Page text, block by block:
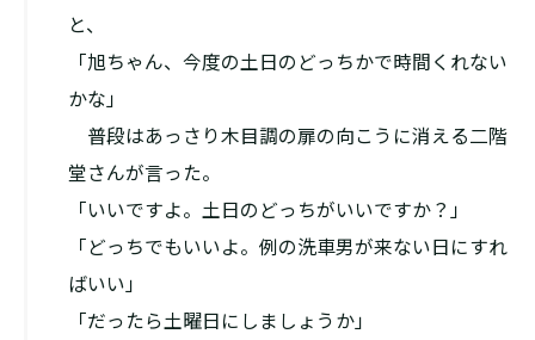
と、
「旭ちゃん、今度の土日のどっちかで時間くれない
かな」
普段はあっさり木目調の扉の向こうに消える二階
堂さんが言った。
「いいですよ。土日のどっちがいいですか？」
「どっちでもいいよ。例の洗車男が来ない日にすれ
ばいい」
「だったら土曜日にしましょうか」